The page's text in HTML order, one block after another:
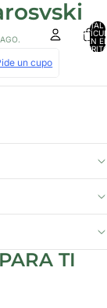
TOTAL
EN
TI